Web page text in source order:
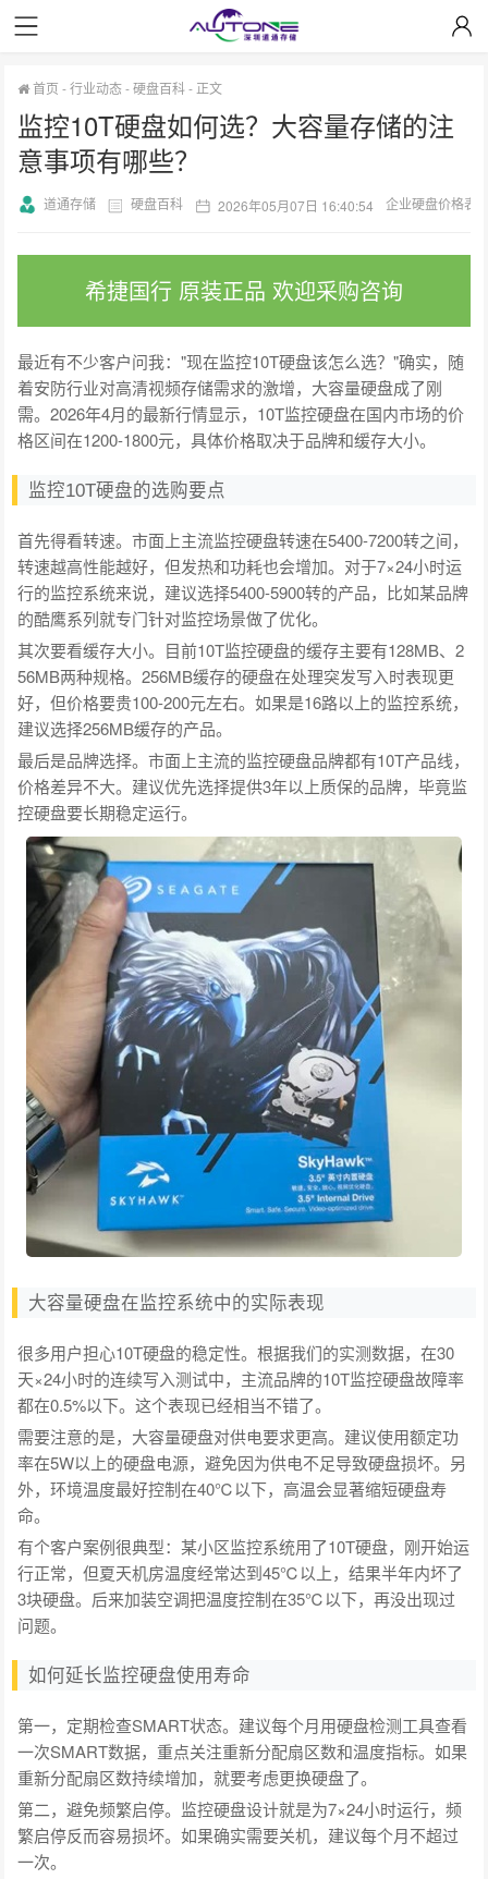
首页 -行业动态-硬盘百科- 正文
监控10T硬盘如何选？大容量存储的注
意事项有哪些？
道通存储 硬盘百科 2026年05月07日 16:40:54 企业硬盘价格表
希捷国行 原装正品 欢迎采购咨询
最近有不少客户问我："现在监控10T硬盘该怎么选？"确实，随
着安防行业对高清视频存储需求的激增，大容量硬盘成了刚
需。2026年4月的最新行情显示，10T监控硬盘在国内市场的价
格区间在1200-1800元，具体价格取决于品牌和缓存大小。
监控10T硬盘的选购要点
首先得看转速。市面上主流监控硬盘转速在5400-7200转之间，
转速越高性能越好，但发热和功耗也会增加。对于7×24小时运
行的监控系统来说，建议选择5400-5900转的产品，比如某品牌
的酷鹰系列就专门针对监控场景做了优化。
其次要看缓存大小。目前10T监控硬盘的缓存主要有128MB、2
56MB两种规格。256MB缓存的硬盘在处理突发写入时表现更
好，但价格要贵100-200元左右。如果是16路以上的监控系统，
建议选择256MB缓存的产品。
最后是品牌选择。市面上主流的监控硬盘品牌都有10T产品线，
价格差异不大。建议优先选择提供3年以上质保的品牌，毕竟监
控硬盘要长期稳定运行。
大容量硬盘在监控系统中的实际表现
很多用户担心10T硬盘的稳定性。根据我们的实测数据，在30
天×24小时的连续写入测试中，主流品牌的10T监控硬盘故障率
都在0.5%以下。这个表现已经相当不错了。
需要注意的是，大容量硬盘对供电要求更高。建议使用额定功
率在5W以上的硬盘电源，避免因为供电不足导致硬盘损坏。另
外，环境温度最好控制在40℃以下，高温会显著缩短硬盘寿
命。
有个客户案例很典型：某小区监控系统用了10T硬盘，刚开始运
行正常，但夏天机房温度经常达到45℃以上，结果半年内坏了
3块硬盘。后来加装空调把温度控制在35℃以下，再没出现过
问题。
如何延长监控硬盘使用寿命
第一，定期检查SMART状态。建议每个月用硬盘检测工具查看
一次SMART数据，重点关注重新分配扇区数和温度指标。如果
重新分配扇区数持续增加，就要考虑更换硬盘了。
第二，避免频繁启停。监控硬盘设计就是为7×24小时运行，频
繁启停反而容易损坏。如果确实需要关机，建议每个月不超过
一次。